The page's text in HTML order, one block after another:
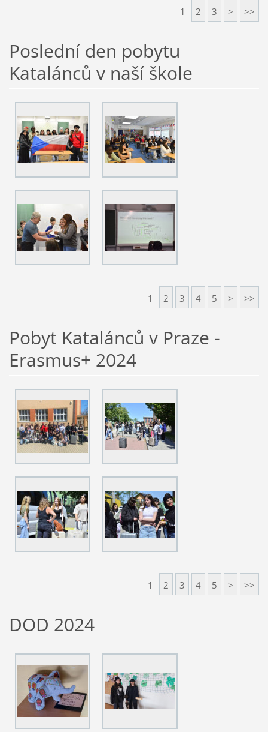
1 2 3 > >>
Poslední den pobytu
Katalánců v naší škole
1 2 3 4 5 > >>
Pobyt Katalánců v Praze -
Erasmus+ 2024
1 2 3 4 5 > >>
DOD 2024